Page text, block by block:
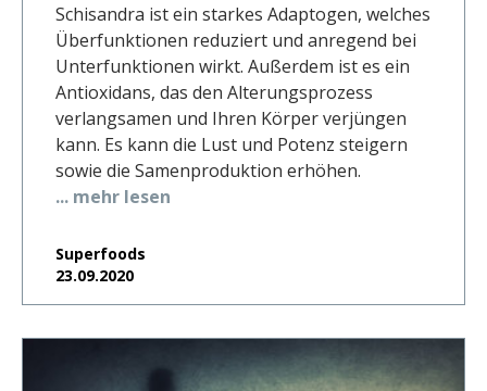
Schisandra ist ein starkes Adaptogen, welches
Überfunktionen reduziert und anregend bei
Unterfunktionen wirkt. Außerdem ist es ein
Antioxidans, das den Alterungsprozess
verlangsamen und Ihren Körper verjüngen
kann. Es kann die Lust und Potenz steigern
sowie die Samenproduktion erhöhen.
... mehr lesen
Superfoods
23.09.2020